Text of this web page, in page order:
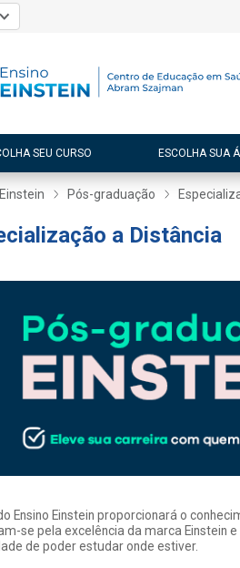
SEU CURSO ESCOLHA SUA
Pós-graduação
a Distância
Ensino Einstein proporcionará o
se pela excelência da marca Einstein
de poder estudar onde estiver.